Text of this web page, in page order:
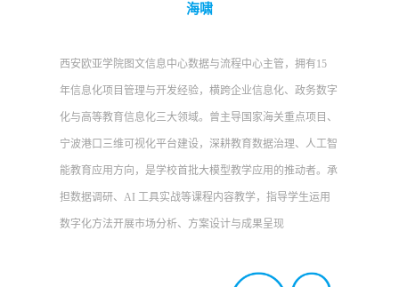
海啸
西安欧亚学院图文信息中心数据与流程中心主管，拥有15
年信息化项目管理与开发经验，横跨企业信息化、政务数字
化与高等教育信息化三大领域。曾主导国家海关重点项目、
宁波港口三维可视化平台建设，深耕教育数据治理、人工智
能教育应用方向，是学校首批大模型教学应用的推动者。承
担数据调研、AI 工具实战等课程内容教学，指导学生运用
数字化方法开展市场分析、方案设计与成果呈现